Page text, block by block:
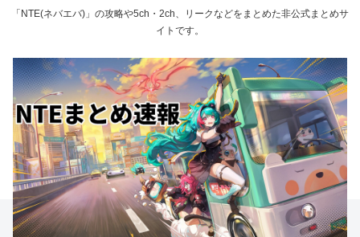
「NTE(ネバエバ)」の攻略や5ch・2ch、リークなどをまとめた非公式まとめサ
イトです。